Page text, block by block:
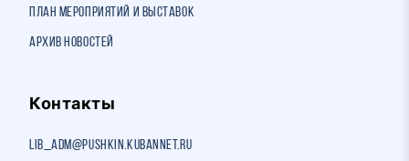
План мероприятий и выставок
Архив новостей
Контакты
lib_adm@pushkin.kubannet.ru